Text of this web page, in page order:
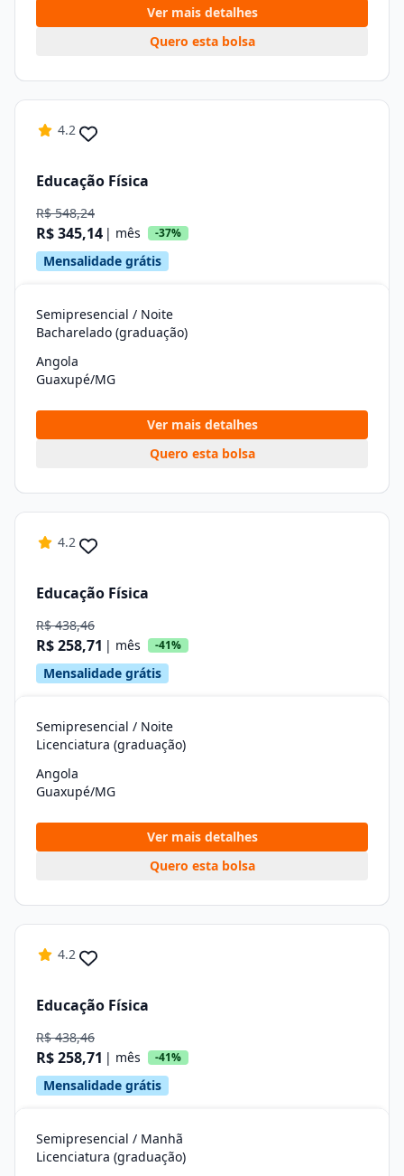
Ver mais detalhes
Quero esta bolsa
4.2
Educação Física
R$ 548,24
R$ 345,14 | mês -37%
Mensalidade grátis
Semipresencial / Noite
Bacharelado (graduação)
Angola
Guaxupé/MG
Ver mais detalhes
Quero esta bolsa
4.2
Educação Física
R$ 438,46
R$ 258,71 | mês -41%
Mensalidade grátis
Semipresencial / Noite
Licenciatura (graduação)
Angola
Guaxupé/MG
Ver mais detalhes
Quero esta bolsa
4.2
Educação Física
R$ 438,46
R$ 258,71 | mês -41%
Mensalidade grátis
Semipresencial / Manhã
Licenciatura (graduação)